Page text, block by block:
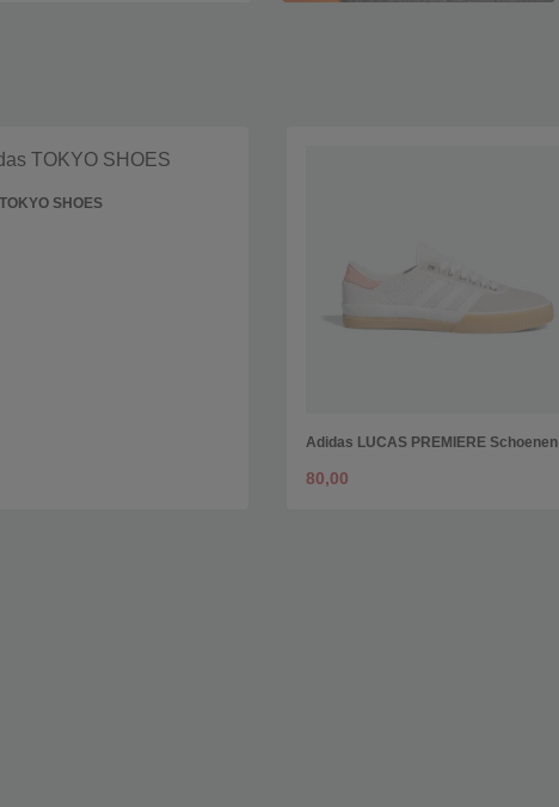
SHOES
Adidas LUCAS PREMIERE Schoenen
80,00